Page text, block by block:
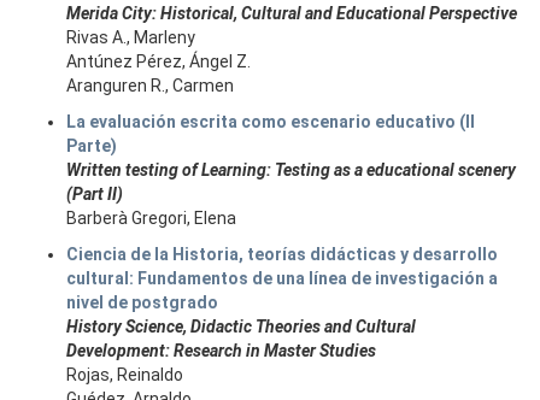
Merida City: Historical, Cultural and Educational Perspective
Rivas A., Marleny
Antúnez Pérez, Ángel Z.
Aranguren R., Carmen
La evaluación escrita como escenario educativo (II
Parte)
Written testing of Learning: Testing as a educational scenery
(Part II)
Barberà Gregori, Elena
Ciencia de la Historia, teorías didácticas y desarrollo
cultural: Fundamentos de una línea de investigación a
nivel de postgrado
History Science, Didactic Theories and Cultural
Development: Research in Master Studies
Rojas, Reinaldo